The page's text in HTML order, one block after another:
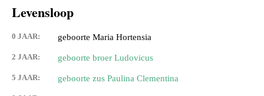
Levensloop
0 JAAR: geboorte Maria Hortensia
2 JAAR: geboorte broer Ludovicus
5 JAAR: geboorte zus Paulina Clementina